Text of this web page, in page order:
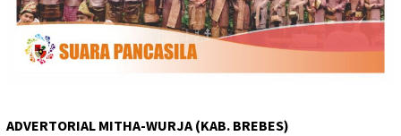
ADVERTORIAL MITHA-WURJA (KAB. BREBES)